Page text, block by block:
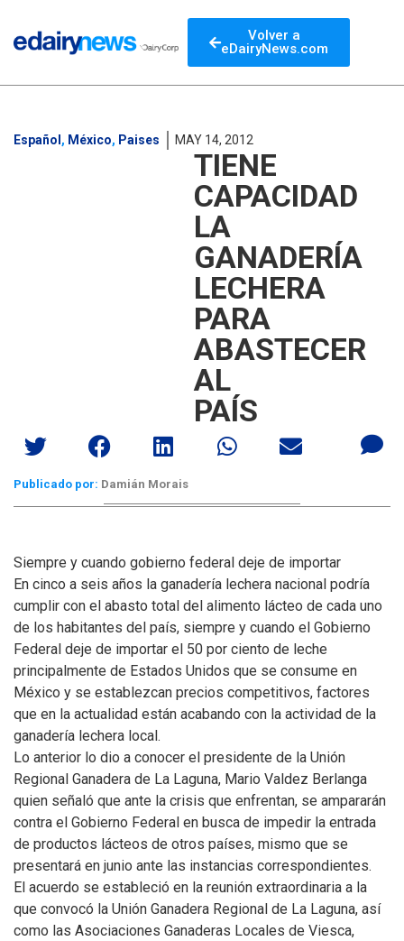
Volver a
eDairyNews.com
Español , México, Paises MAY 14, 2012
TIENE
CAPACIDAD
LA
GANADERÍA
LECHERA
PARA
ABASTECER
AL
PAÍS
Publicado por: Damián Morais
Siempre y cuando gobierno federal deje de importar
En cinco a seis años la ganadería lechera nacional podría
cumplir con el abasto total del alimento lácteo de cada uno
de los habitantes del país, siempre y cuando el Gobierno
Federal deje de importar el 50 por ciento de leche
principalmente de Estados Unidos que se consume en
México y se establezcan precios competitivos, factores
que en la actualidad están acabando con la actividad de la
ganadería lechera local.
Lo anterior lo dio a conocer el presidente de la Unión
Regional Ganadera de La Laguna, Mario Valdez Berlanga
quien señaló que ante la crisis que enfrentan, se ampararán
contra el Gobierno Federal en busca de impedir la entrada
de productos lácteos de otros países, mismo que se
presentará en junio ante las instancias correspondientes.
El acuerdo se estableció en la reunión extraordinaria a la
que convocó la Unión Ganadera Regional de La Laguna, así
como las Asociaciones Ganaderas Locales de Viesca,